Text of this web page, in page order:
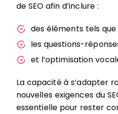
de SEO afin d’inclure :
des éléments tels que
les questions-
et l’optimisation
La capacité à s’adapter
nouvelles exigences du
essentielle pour rester